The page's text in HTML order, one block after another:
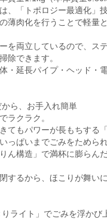
、「トポロジー最適化」
薄肉化を行うことで軽量
を両立しているので、ス
除できます。
・延長パイプ・ヘッド・
ら、お手入れ簡単
ラクラク。
てもパワーが長もちする
っぱいまでごみをためられ
ん構造」で満杯に膨らん
するから、ほこりが舞い
ライト」でごみを浮かび